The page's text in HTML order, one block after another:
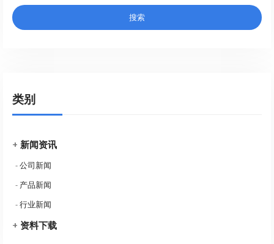
类别
+ 新闻资讯
-公司新闻
- 产品新闻
-行业新闻
+ 资料下载